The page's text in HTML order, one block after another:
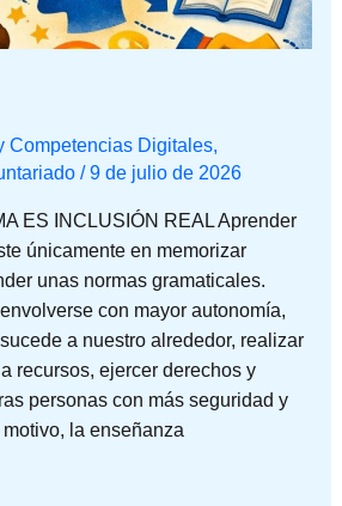
Competencias Digitales,
/9 de julio de 2026
ES INCLUSIÓN REAL Aprender
únicamente en memorizar
unas normas gramaticales.
con mayor autonomía,
a nuestro alrededor, realizar
recursos, ejercer derechos y
personas con más seguridad y
la enseñanza